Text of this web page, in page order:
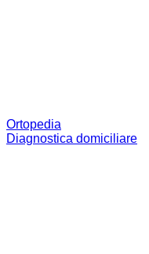
Ortopedia
Diagnostica domiciliare